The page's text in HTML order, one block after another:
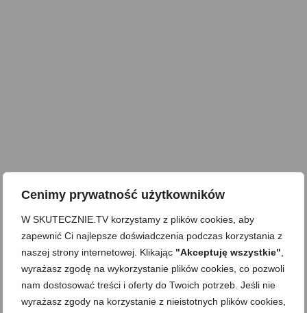
Cenimy prywatność użytkowników
W SKUTECZNIE.TV korzystamy z plików cookies, aby
zapewnić Ci najlepsze doświadczenia podczas korzystania z
naszej strony internetowej. Klikając "Akceptuję wszystkie"
wyrażasz zgodę na wykorzystanie plików cookies, co pozwoli
nam dostosować treści i oferty do Twoich potrzeb. Jeśli nie
wyrażasz zgody na korzystanie z nieistotnych plików cookies,